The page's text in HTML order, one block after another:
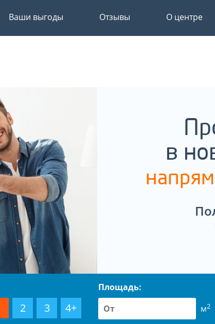
Ваши выгоды Отзывы О центре
в
2 3 4+
Площадь:
м2